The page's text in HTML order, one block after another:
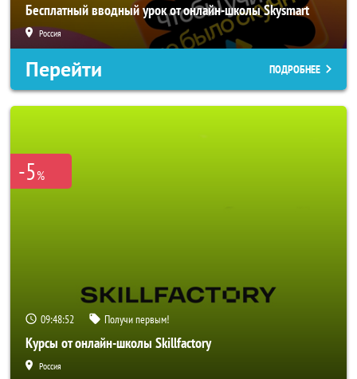
Бесплатный вводный урок от онлайн-школы Skysmart
Россия
Перейти ПОДРОБНЕЕ
-5%
09:48:51 Получи первым!
Курсы от онлайн-школы Skillfactory
Россия